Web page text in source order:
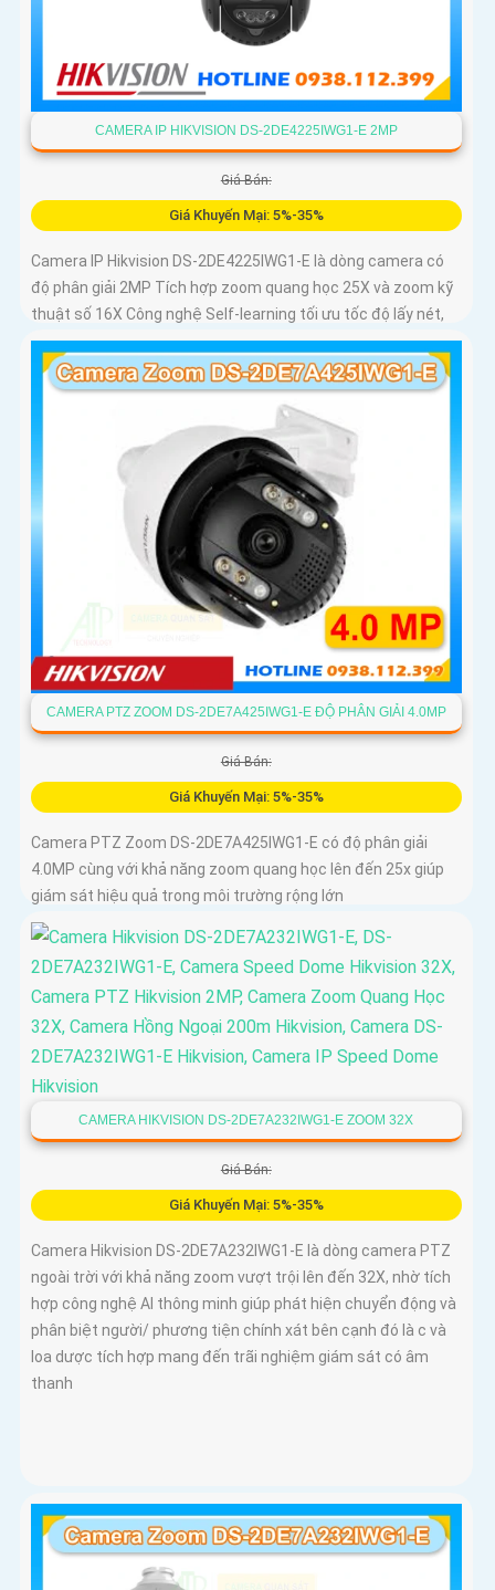
CAMERA IP HIKVISION DS-2DE4225IWG1-E 2MP
Giá Bán:
Giá Khuyến Mại: 5%-35%
Camera IP Hikvision DS-2DE4225IWG1-E là dòng camera có
độ phân giải 2MP Tích hợp zoom quang học 25X và zoom kỹ
thuật số 16X Công nghệ Self-learning tối ưu tốc độ lấy nét,
trong khi AI AcuSense hỗ trợ nhận diện người và phương
tiện, chụp tối đa 5 khuôn mặt đồng thời
CAMERA PTZ ZOOM DS-2DE7A425IWG1-E ĐỘ PHÂN GIẢI 4.0MP
Giá Bán:
Giá Khuyến Mại: 5%-35%
Camera PTZ Zoom DS-2DE7A425IWG1-E có độ phân giải
4.0MP cùng với khả năng zoom quang học lên đến 25x giúp
giám sát hiệu quả trong môi trường rộng lớn
CAMERA HIKVISION DS-2DE7A232IWG1-E ZOOM 32X
Giá Bán:
Giá Khuyến Mại: 5%-35%
Camera Hikvision DS-2DE7A232IWG1-E là dòng camera PTZ
ngoài trời với khả năng zoom vượt trội lên đến 32X, nhờ tích
hợp công nghệ AI thông minh giúp phát hiện chuyển động và
phân biệt người/ phương tiện chính xát bên cạnh đó là c và
loa dược tích hợp mang đến trãi nghiệm giám sát có âm
thanh